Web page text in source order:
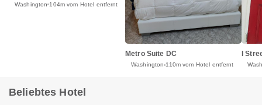
Washington 104m vom Hotel entfernt
Metro Suite DC
Washington 110m vom Hotel entfernt
I
Beliebtes Hotel